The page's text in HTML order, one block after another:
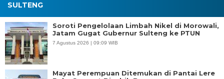
SULTENG
Soroti Pengelolaan Limbah Nikel di Morowali,
Jatam Gugat Gubernur Sulteng ke PTUN
7 Agustus 2026 | 09:09 WIB
Mayat Perempuan Ditemukan di Pantai Lere